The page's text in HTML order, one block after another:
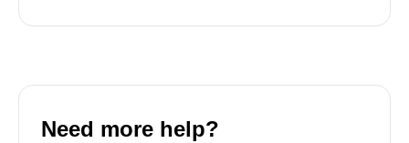
Need more help?